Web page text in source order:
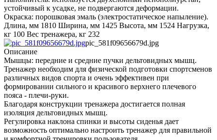
устойчивый к усадке, не подвергаются деформации.
Окраска: порошковая эмаль (электростатическое напыление).
Длина, мм 1810 Ширина, мм 1425 Высота, мм 1524 Нагрузка,
кг 100 Вес тренажера, кг 232
pic_581f09656679d.jpg
Описание
Мышцы: передние и средние пучки дельтовидных мышц.
Тренажер необходим для физической подготовки спортсменов
различных видов спорта и очень эффективен при
формировании сильного и красивого верхнего плечевого
пояса - плечи-руки.
Благодаря конструкции тренажера достигается полная
изоляция дельтовидных мышц.
Регулировка наклона спинки и высоты сиденья дает
возможность оптимально настроить тренажер для правильной